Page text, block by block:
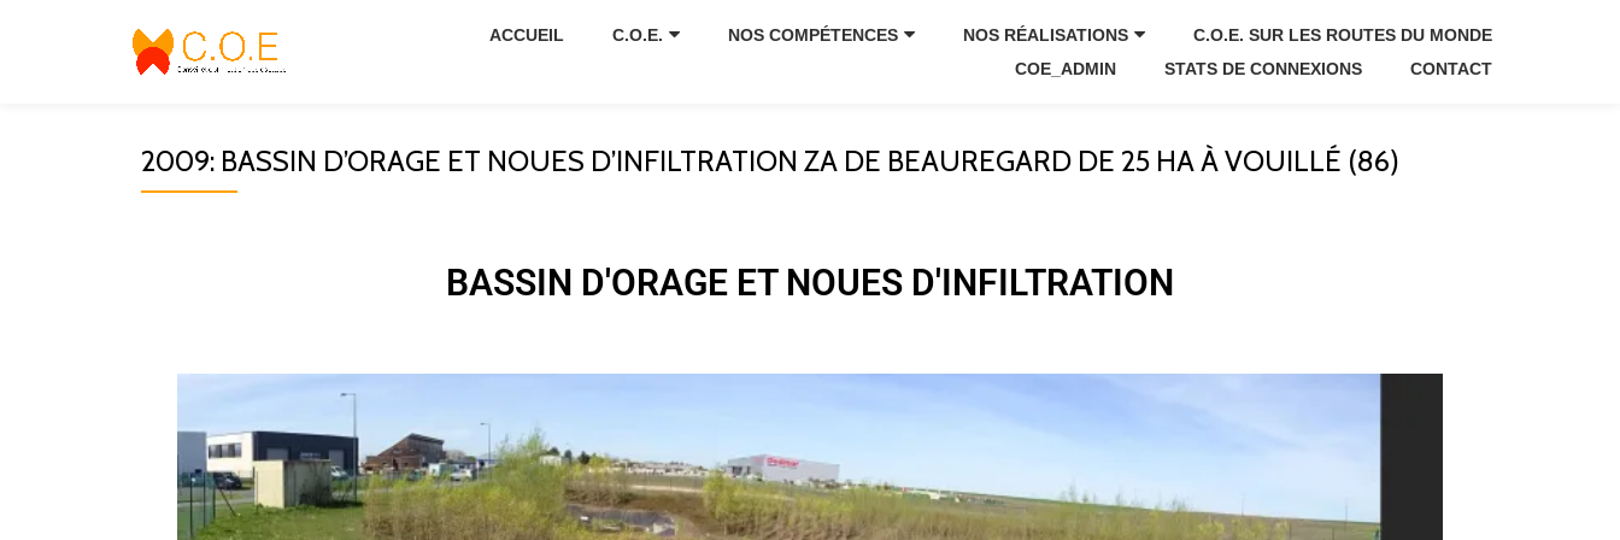
ACCUEIL C.O.E. NOS COMPÉTENCES NOS RÉALISATIONS
C.O.E. SUR LES ROUTES DU MONDE
COE_ADMIN
STATS DE CONNEXIONS CONTACT
2009: BASSIN D’ORAGE ET NOUES D’INFILTRATION ZA DE BEAUREGARD DE 25 HA À VOUILLÉ (86)
BASSIN D'ORAGE ET NOUES D'INFILTRATION